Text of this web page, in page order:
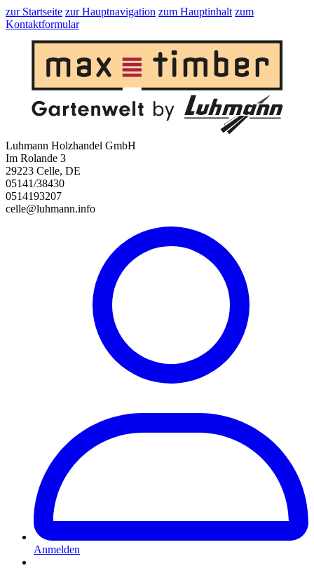
zur Startseite zur Hauptnavigation zum Hauptinhalt zum
Kontaktformular
Luhmann Holzhandel GmbH
Im Rolande 3
29223 Celle, DE
05141/38430
0514193207
celle@luhmann.info
Anmelden